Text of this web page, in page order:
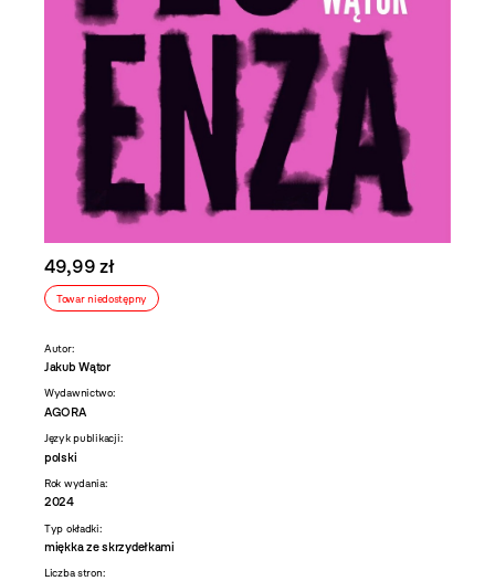
49,99 zł
Towar niedostępny
Autor:
Jakub Wątor
Wydawnictwo:
AGORA
Język publikacji:
polski
Rok wydania:
2024
Typ okładki:
miękka ze skrzydełkami
Liczba stron: